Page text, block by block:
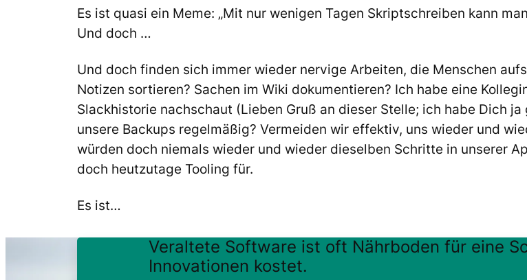
Es ist quasi ein Meme: „Mit nur wenigen Tagen Skriptschreiben kann
Und doch …
Und doch finden sich immer wieder nervige Arbeiten, die Menschen
Notizen sortieren? Sachen im Wiki dokumentieren? Ich habe eine
Slackhistorie nachschaut (Lieben Gruß an dieser Stelle; ich habe Dich
unsere Backups regelmäßig? Vermeiden wir effektiv, uns wieder und
würden doch niemals wieder und wieder dieselben Schritte in unserer
doch heutzutage Tooling für.
Es ist…
Veraltete Software ist oft Nährboden für eine
Innovationen kostet.